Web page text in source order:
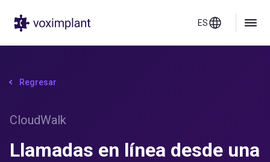
ES
Regresar
CloudWalk
Llamadas en línea desde una